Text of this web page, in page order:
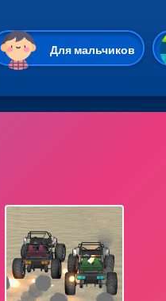
Для мальчиков
Казуальные
Симуляторы
Пасьянс